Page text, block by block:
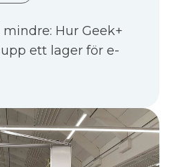
Hur Geek+
ett lager för e-